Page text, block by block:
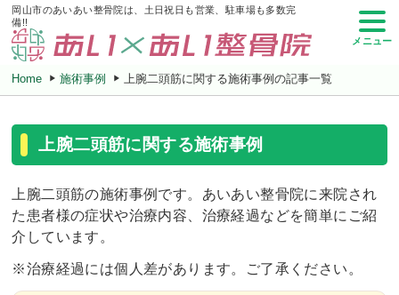
岡山市のあいあい整骨院は、土日祝日も営業、駐車場も多数完
備!!
メニュー
Home 施術事例 上腕二頭筋に関する施術事例の記事一覧
上腕二頭筋に関する施術事例
上腕二頭筋の施術事例です。あいあい整骨院に来院され
た患者様の症状や治療内容、治療経過などを簡単にご紹
介しています。
※治療経過には個人差があります。ご了承ください。